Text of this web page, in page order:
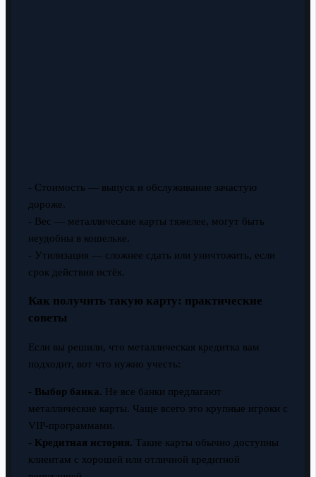
- Стоимость — выпуск и обслуживание зачастую
дороже.
- Вес — металлические карты тяжелее, могут быть
неудобны в кошельке.
- Утилизация — сложнее сдать или уничтожить, если
срок действия истёк.
Как получить такую карту: практические
советы
Если вы решили, что металлическая кредитка вам
подходит, вот что нужно учесть:
- Выбор банка. Не все банки предлагают
металлические карты. Чаще всего это крупные игроки с
VIP-программами.
- Кредитная история. Такие карты обычно доступны
клиентам с хорошей или отличной кредитной